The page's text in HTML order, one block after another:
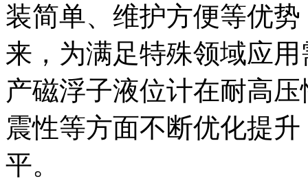
装简单、维护方便等优
来，为满足特殊领域应
产磁浮子液位计在耐高
震性等方面不断优化提
平。